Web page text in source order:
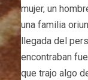
mujer, un
una familia
llegada del
encontraban
que trajo algo